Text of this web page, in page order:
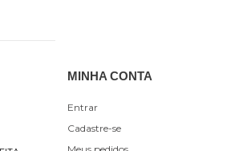
MINHA CONTA
Entrar
Cadastre-se